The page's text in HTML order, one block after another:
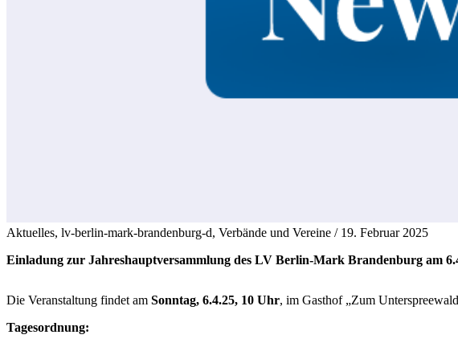
Aktuelles, lv-berlin-mark-brandenburg-d, Verbände und Vereine / 19. Februar 2025
Einladung zur Jahreshauptversammlung des LV Berlin-Mark Brandenburg am
Die Veranstaltung findet am Sonntag, 6.4.25, 10 Uhr, im Gasthof „Zum
Tagesordnung: